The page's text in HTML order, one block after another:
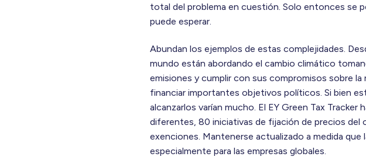
total del problema en cuestión. Solo entonces se
puede esperar.
Abundan los ejemplos de estas complejidades.
mundo están abordando el cambio climático
emisiones y cumplir con sus compromisos sobre
financiar importantes objetivos políticos. Si bien
alcanzarlos varían mucho. El EY Green Tax
diferentes, 80 iniciativas de fijación de precios del
exenciones. Mantenerse actualizado a medida
especialmente para las empresas globales.